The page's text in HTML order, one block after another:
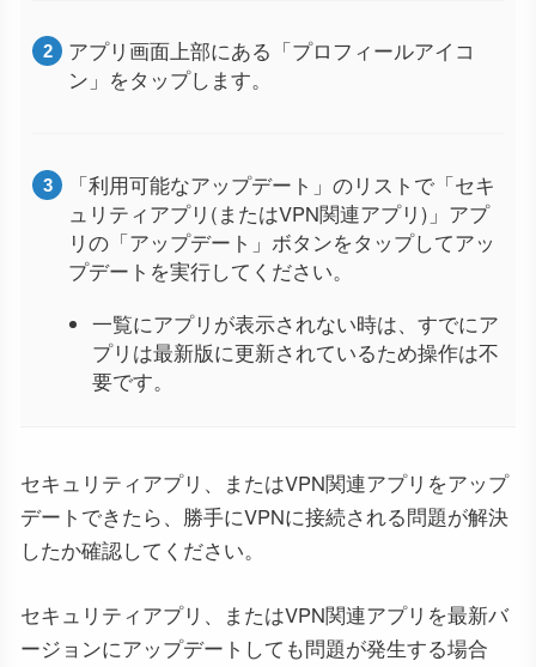
アプリ画面上部にある「プロフィールアイコ
ン」をタップします。
「利用可能なアップデート」のリストで「セキ
ュリティアプリ(またはVPN関連アプリ)」アプ
リの「アップデート」ボタンをタップしてアッ
プデートを実行してください。
一覧にアプリが表示されない時は、すでにア
プリは最新版に更新されているため操作は不
要です。
セキュリティアプリ、またはVPN関連アプリをアップ
デートできたら、勝手にVPNに接続される問題が解決
したか確認してください。
セキュリティアプリ、またはVPN関連アプリを最新バ
ージョンにアップデートしても問題が発生する場合